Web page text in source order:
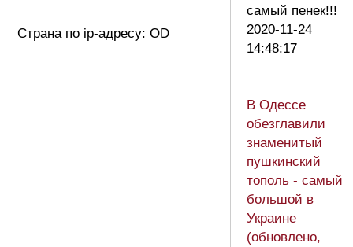
Страна по ip-адресу: OD
самый пенек!!!
2020-11-24
14:48:17
В Одессе
обезглавили
знаменитый
пушкинский
тополь - самый
большой в
Украине
(обновлено,